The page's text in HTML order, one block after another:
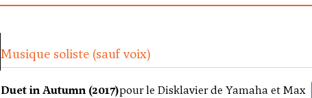
Musique soliste (sauf voix)
Duet in Autumn (2017)pour le Disklavier de Yamaha et Max